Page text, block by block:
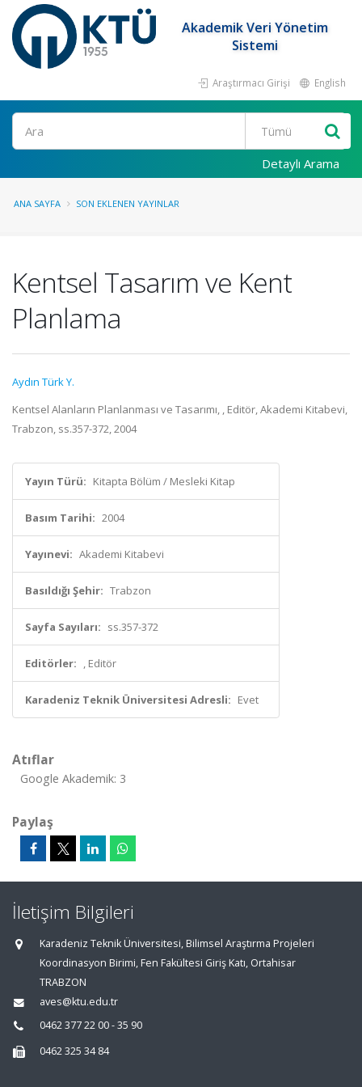
Akademik Veri Yönetim
Sistemi
Araştırmacı Girişi English
Ara
Detaylı Arama
ANA SAYFA SON EKLENEN YAYINLAR
Kentsel Tasarım ve Kent
Planlama
Aydın Türk Y.
Kentsel Alanların Planlanması ve Tasarımı, , Editör, Akademi Kitabevi,
Trabzon, ss.357-372, 2004
Yayın Türü: Kitapta Bölüm / Mesleki Kitap
Basım Tarihi: 2004
Yayınevi: Akademi Kitabevi
Basıldığı Şehir: Trabzon
Sayfa Sayıları: ss.357-372
Editörler: , Editör
Karadeniz Teknik Üniversitesi Adresli: Evet
Atıflar
Google Akademik: 3
Paylaş
İletişim Bilgileri
Karadeniz Teknik Üniversitesi, Bilimsel Araştırma Projeleri
Koordinasyon Birimi, Fen Fakültesi Giriş Katı, Ortahisar
TRABZON
aves@ktu.edu.tr
0462 377 22 00 - 35 90
0462 325 34 84